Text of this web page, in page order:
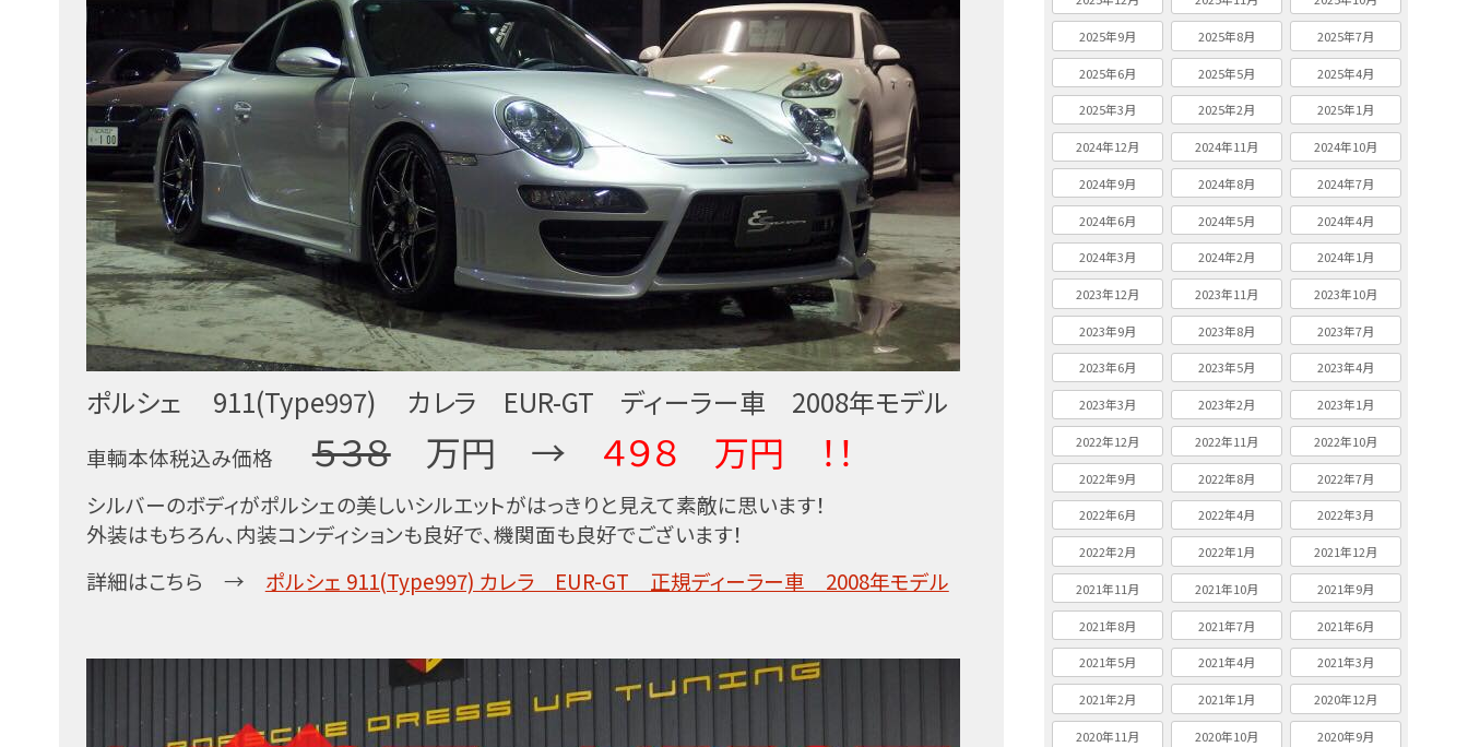
ポルシェ 911(Type997) カレラ EUR-GT ディーラー車 2008年モデル
車輌本体税込み価格 ５３８万円 → ４９８ 万円 ！！
シルバーのボディがポルシェの美しいシルエットがはっきりと見えて素敵に思います！
外装はもちろん、内装コンディションも良好で、機関面も良好でございます！
詳細はこちら → ポルシェ 911(Type997) カレラ EUR-GT 正規ディーラー車 2008年モデル
2025年9月 2025年8月 2025年7月
2025年6月 2025年5月 2025年4月
2025年3月 2025年2月 2025年1月
2024年12月 2024年11月 2024年10月
2024年9月 2024年8月 2024年7月
2024年6月 2024年5月 2024年4月
2024年3月 2024年2月 2024年1月
2023年12月 2023年11月 2023年10月
2023年9月 2023年8月 2023年7月
2023年6月 2023年5月 2023年4月
2023年3月 2023年2月 2023年1月
2022年12月 2022年11月 2022年10月
2022年9月 2022年8月 2022年7月
2022年6月 2022年4月 2022年3月
2022年2月 2022年1月 2021年12月
2021年11月 2021年10月 2021年9月
2021年8月 2021年7月 2021年6月
2021年5月 2021年4月 2021年3月
2021年2月 2021年1月 2020年12月
2020年11月 2020年10月 2020年9月